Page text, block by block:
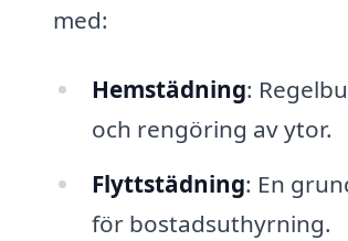
med:
Hemstädning:
och rengöring av ytor.
Flyttstädning: En
för bostadsuthyrning.